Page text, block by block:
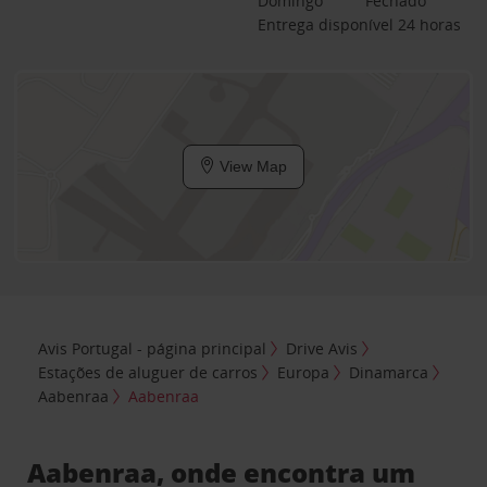
Entrega disponível 24 horas
View Map
Avis Portugal - página principal
Drive Avis
Estações de aluguer de carros
Europa
Dinamarca
Aabenraa
Aabenraa
Aabenraa, onde encontra um